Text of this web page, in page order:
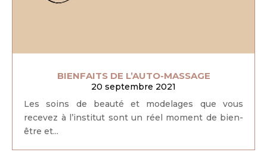
BIENFAITS DE L’AUTO-MASSAGE
20 septembre 2021
Les soins de beauté et modelages que vous
recevez à l’institut sont un réel moment de bien-
être et...